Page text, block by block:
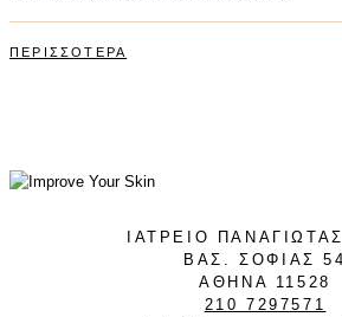
ΠΕΡΙΣΣΟΤΕΡΑ
ΙΑΤΡΕΙΟ
ΒΑΣ. ΣΟΦΙΑΣ 54
ΑΘΗΝΑ 11528
210 7297571